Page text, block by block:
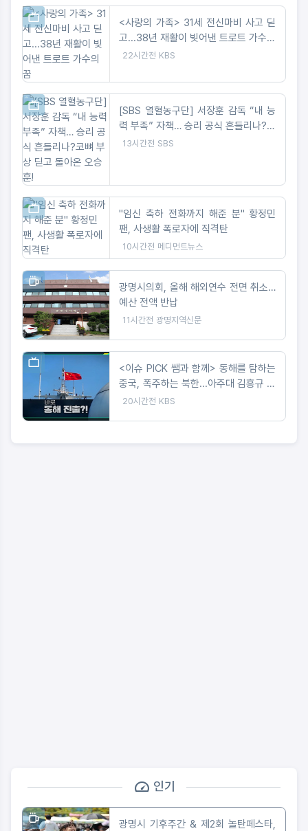
<사랑의 가족> 31세 전신마비 사고 딛
고...38년 재활이 빚어낸 트로트 가수의
꿈
22시간전 KBS
[SBS 열혈농구단] 서장훈 감독 “내 능
력 부족” 자책… 승리 공식 흔들리나?코
뼈 부상 딛고 돌아온 오승훈!
13시간전 SBS
"임신 축하 전화까지 해준 분" 황정민
팬, 사생활 폭로자에 직격탄
10시간전 메디먼트뉴스
광명시의회, 올해 해외연수 전면 취소…
예산 전액 반납
11시간전 광명지역신문
<이슈 PICK 쌤과 함께> 동해를 탐하는
중국, 폭주하는 북한...아주대 김흥규 교
수 강연
20시간전 KBS
인기
광명시 기후주간 & 제2회 놀탄페스타,